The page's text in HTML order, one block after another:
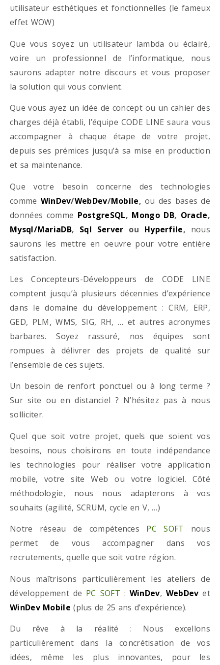
utilisateur esthétiques et fonctionnelles (le fameux
effet WOW)
Que vous soyez un utilisateur lambda ou éclairé,
voire un professionnel de l’informatique, nous
saurons adapter notre discours et vous proposer
la solution qui vous convient.
Que vous ayez un idée de concept ou un cahier des
charges déjà établi, l’équipe CODE LINE saura vous
accompagner à chaque étape de votre projet,
depuis ses prémices jusqu’à sa mise en production
et sa maintenance.
Que votre besoin concerne des technologies
comme WinDev/WebDev/Mobile, ou des bases de
données comme PostgreSQL, Mongo DB, Oracle,
Mysql/MariaDB, Sql Server ou Hyperfile, nous
saurons les mettre en oeuvre pour votre entière
satisfaction.
Les Concepteurs-Développeurs de CODE LINE
comptent jusqu’à plusieurs décennies d’expérience
dans le domaine du développement : CRM, ERP,
GED, PLM, WMS, SIG, RH, … et autres acronymes
barbares. Soyez rassuré, nos équipes sont
rompues à délivrer des projets de qualité sur
l’ensemble de ces sujets.
Un besoin de renfort ponctuel ou à long terme ?
Sur site ou en distanciel ? N’hésitez pas à nous
solliciter.
Quel que soit votre projet, quels que soient vos
besoins, nous choisirons en toute indépendance
les technologies pour réaliser votre application
mobile, votre site Web ou votre logiciel. Côté
méthodologie, nous nous adapterons à vos
souhaits (agilité, SCRUM, cycle en V, …)
Notre réseau de compétences PC SOFT nous
permet de vous accompagner dans vos
recrutements, quelle que soit votre région.
Nous maîtrisons particulièrement les ateliers de
développement de PC SOFT : WinDev, WebDev et
WinDev Mobile (plus de 25 ans d’expérience).
Du rêve à la réalité : Nous excellons
particulièrement dans la concrétisation de vos
idées, même les plus innovantes, pour les